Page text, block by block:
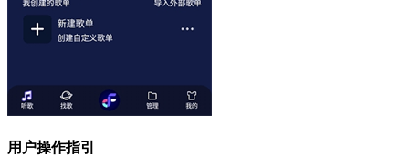
用户操作指引